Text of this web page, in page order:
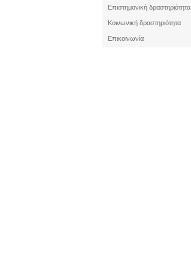
Επιστημονική δραστηριότητα
Κοινωνική δραστηριότητα
Επικοινωνία